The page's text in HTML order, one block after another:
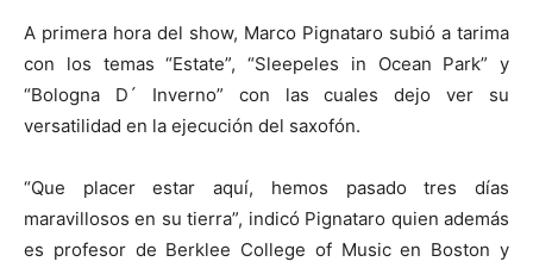
A primera hora del show, Marco Pignataro subió a tarima
con los temas “Estate”, “Sleepeles in Ocean Park” y
“Bologna D´ Inverno” con las cuales dejo ver su
versatilidad en la ejecución del saxofón.
“Que placer estar aquí, hemos pasado tres días
maravillosos en su tierra”, indicó Pignataro quien además
es profesor de Berklee College of Music en Boston y